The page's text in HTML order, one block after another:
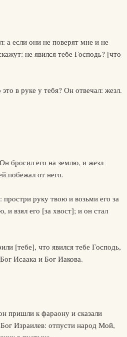
а если они не поверят мне и не
не явился тебе Господь? [что
в руке у тебя? Он отвечал: жезл.
бросил его на землю, и жезл
побежал от него.
руку твою и возьми его за
и взял его [за хвост]; и он стал
[тебе], что явился тебе Господь,
Исаака и Бог Иакова.
пришли к фараону и сказали
Израилев: отпусти народ Мой,